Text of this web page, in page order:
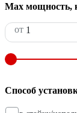
Max мощность,
от
Способ